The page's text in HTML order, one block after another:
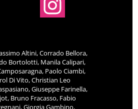
Altini, Corrado Bellora,
Bortolotti, Manila Calipari,
Paolo Ciambi,
Di Vito, Christian Leo
Giuseppe Farinella,
Bruno Fracasso, Fabio
Giorgia Gambino,